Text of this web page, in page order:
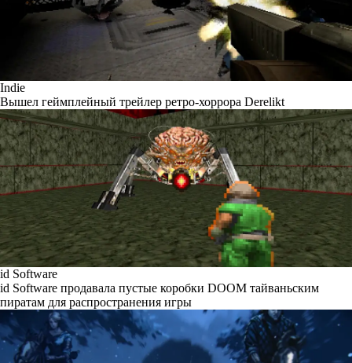
Indie
Вышел геймплейный трейлер ретро-хоррора Derelikt
id Software
id Software продавала пустые коробки DOOM тайваньским
пиратам для распространения игры